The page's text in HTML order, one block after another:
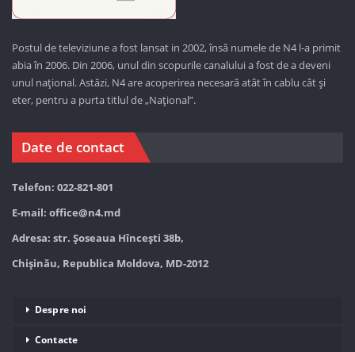
Postul de televiziune a fost lansat in 2002, însă numele de N4 l-a primit
abia în 2006. Din 2006, unul din scopurile canalului a fost de a deveni
unul național. Astăzi, N4 are acoperirea necesară atât în cablu cât și
eter, pentru a purta titlul de „Național”.
Date de contact
Telefon: 022-821-801
E-mail: office@n4.md
Adresa: str. Șoseaua Hînceşti 38b,
Chișinău, Republica Moldova, MD-2012
Despre noi
Contacte